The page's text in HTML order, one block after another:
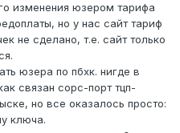
изменения юзером тарифа
но у нас сайт тариф
не сделано, т.е. сайт только
юзера по пбхк. нигде в
связан сорс-порт тцп-
но все оказалось просто:
ключа.